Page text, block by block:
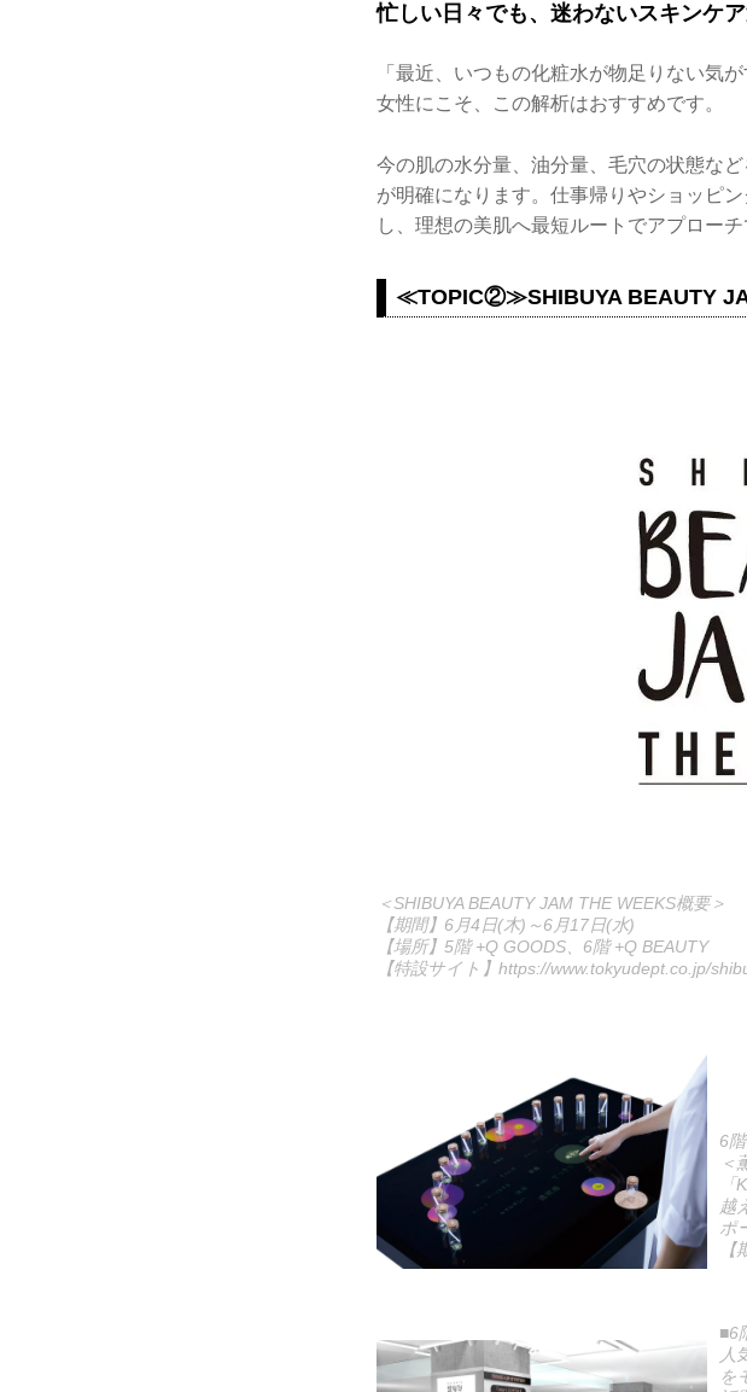
忙しい日々でも、迷わないスキンケ
「最近、いつもの化粧水が物足りない気
女性にこそ、この解析はおすすめです。
今の肌の水分量、油分量、毛穴の状態な
が明確になります。仕事帰りやショッピ
し、理想の美肌へ最短ルートでアプローチ
≪TOPIC②≫SHIBUYA BEAUTY
＜SHIBUYA BEAUTY JAM THE WEEKS概要＞
【期間】6月4日(木)～6月17日(水)
【場所】5階 +Q GOODS、6階 +Q BEAUTY
【特設サイト】 https://www.tokyudept.co.jp/
6
＜
越
ポ
■6
人
を